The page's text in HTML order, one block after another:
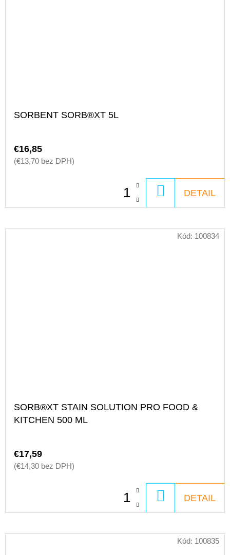
SORBENT SORB®XT 5L
€16,85
(€13,70 bez DPH)
KOŠÍKA
DETAIL
SORB®XT STAIN SOLUTION PRO FOOD &
KITCHEN 500 ML
€17,59
(€14,30 bez DPH)
KOŠÍKA
DETAIL
Kód: 100834
Kód: 100835